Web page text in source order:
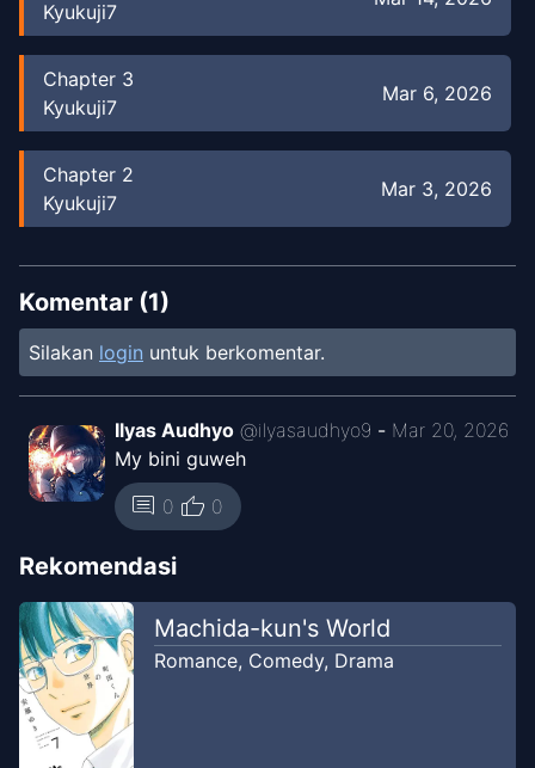
Kyukuji7
Chapter 3
Kyukuji7
Mar 6, 2026
Chapter 2
Kyukuji7
Mar 3, 2026
Chapter1
Kyukuji7
Komentar (1)
Silakan login untuk berkomentar.
Ilyas Audhyo @ilyasaudhyo9 - Mar 20, 2026
My bini guweh
comment 0 thumb_up 0
Rekomendasi
Machida-kun's World
Romance, Comedy, Drama